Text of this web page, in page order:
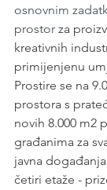
osnovnim
prostor za
kreativnih
primijenjenu
Prostire se na
prostora s
novih 8.000 m2
građanima za
javna
četiri etaže -